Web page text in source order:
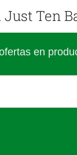
Just Ten
en